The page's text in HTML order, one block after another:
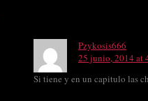
Pzykosis666
25 junio, 2014 at
Si tiene y en un capitulo las